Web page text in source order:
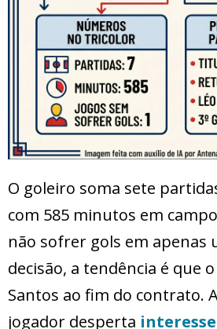
O goleiro soma sete
com 585 minutos em
não sofrer gols em apenas
decisão, a tendência é que
Santos ao fim do contrato.
jogador desperta